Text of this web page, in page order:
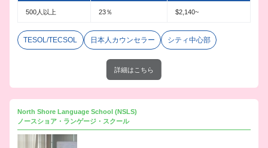
500人以上 23％ $2,140~
TESOL/TECSOL 日本人カウンセラー シティ中心部
詳細はこちら
North Shore Language School (NSLS)
ノースショア・ランゲージ・スクール